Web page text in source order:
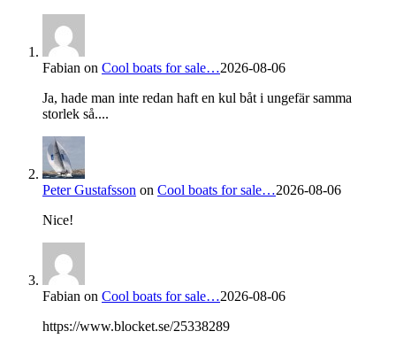
Fabian on Cool boats for sale…2026-08-06
Ja, hade man inte redan haft en kul båt i ungefär samma
storlek så....
Peter Gustafsson on Cool boats for sale…2026-08-06
Nice!
Fabian on Cool boats for sale…2026-08-06
https://www.blocket.se/25338289